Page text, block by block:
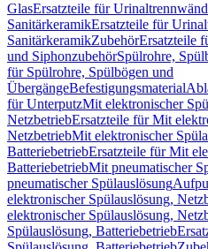
GlasErsatzteile für
SanitärkeramikErsatzteile für
SanitärkeramikZubehörErsatzteile
und SiphonzubehörSpülrohre,
für Spülrohre, Spülbögen und
ÜbergängeBefestigungsmaterial
für UnterputzMit elektronischer
NetzbetriebErsatzteile für Mit
NetzbetriebMit elektronischer
BatteriebetriebErsatzteile für Mit
BatteriebetriebMit pneumatischer
pneumatischer Spülauslösung
elektronischer Spülauslösung,
elektronischer Spülauslösung,
Spülauslösung, Batteriebetrieb